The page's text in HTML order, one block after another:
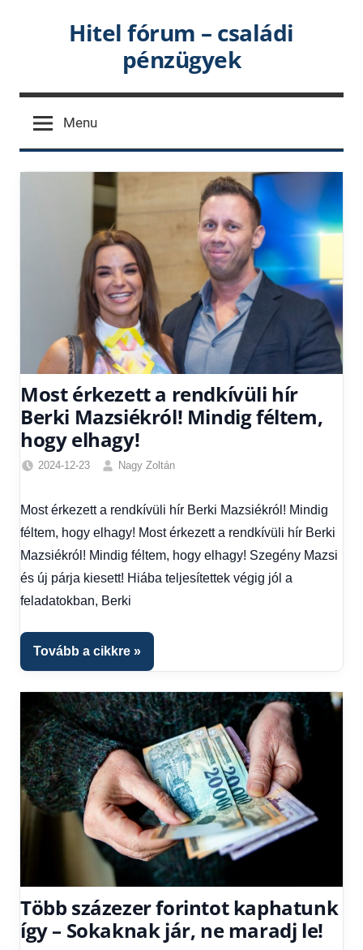
Hitel fórum – családi
pénzügyek
Menu
Most érkezett a rendkívüli hír
Berki Mazsiékról! Mindig féltem,
hogy elhagy!
2024-12-23
Nagy Zoltán
1
kézből
Most érkezett a rendkívüli hír Berki Mazsiékról! Mindig
féltem, hogy elhagy! Most érkezett a rendkívüli hír Berki
Mazsiékról! Mindig féltem, hogy elhagy! Szegény Mazsi
és új párja kiesett! Hiába teljesítettek végig jól a
feladatokban, Berki
Tovább a cikkre
Több százezer forintot kaphatunk
így – Sokaknak jár, ne maradj le!